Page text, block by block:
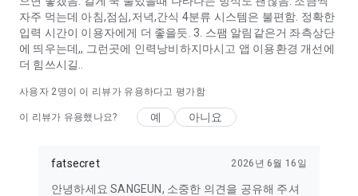
자주 먹는데 아침,점심,저녁,간식 4분류 시스템은 불편함. 정확한
입력 시간이 이용자에게 더 좋을듯. 3. 스팸 알림같은거 좌측상단
에 띄우는데,, 그런곳에 인력낭비하지마시고 앱 이용환경 개선에
더 힘쓰시길..
사용자 2명이 이 리뷰가 유용하다고 평가함
이 리뷰가 유용했나요? 예 아니요
fatsecret 2026년 6월 16일
안녕하세요 SANGEUN, 소중한 의견을 공유해 주셔